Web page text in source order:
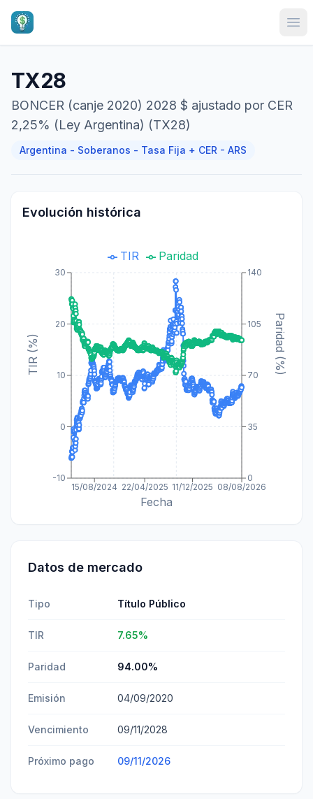
TX28
BONCER (canje 2020) 2028 $ ajustado por CER
2,25% (Ley Argentina) (TX28)
Argentina - Soberanos - Tasa Fija + CER - ARS
Evolución histórica
15/08/2024 22/04/2025 11/12/2025 08/08/2026
Fecha
-10
0
10
20
30
TIR (%)
0
35
70
105
140
Paridad (%)
TIR Paridad
Datos de mercado
Tipo Título Público
TIR 7.65%
Paridad 94.00%
Emisión 04/09/2020
Vencimiento 09/11/2028
Próximo pago 09/11/2026